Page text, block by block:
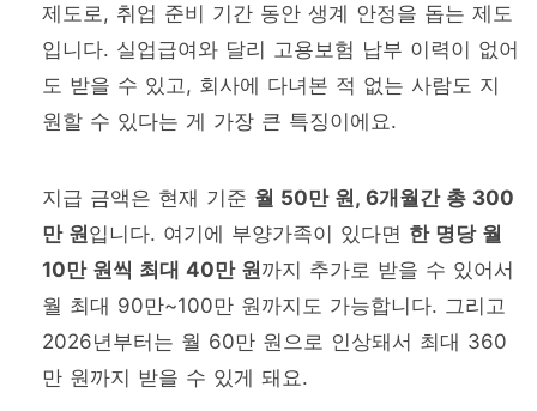
제도로, 취업 준비 기간 동안 생계 안정을 돕는 제도
입니다. 실업급여와 달리 고용보험 납부 이력이 없어
도 받을 수 있고, 회사에 다녀본 적 없는 사람도 지
원할 수 있다는 게 가장 큰 특징이에요.
지급 금액은 현재 기준 월 50만 원, 6개월간 총 300
만 원입니다. 여기에 부양가족이 있다면 한 명당 월
10만 원씩 최대 40만 원까지 추가로 받을 수 있어서
월 최대 90만~100만 원까지도 가능합니다. 그리고
2026년부터는 월 60만 원으로 인상돼서 최대 360
만 원까지 받을 수 있게 돼요.